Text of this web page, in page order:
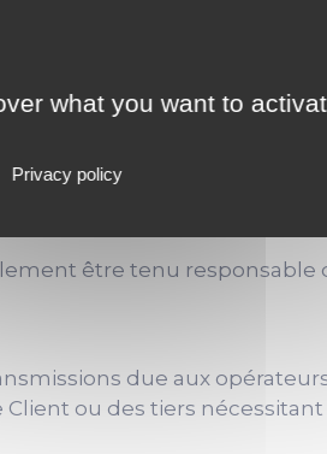
visite, par l’internaute, de
ou indirects causés par
que d’une obligation de
être tenu responsable
due aux
ou des tiers nécessitant
what you want to
Privacy policy